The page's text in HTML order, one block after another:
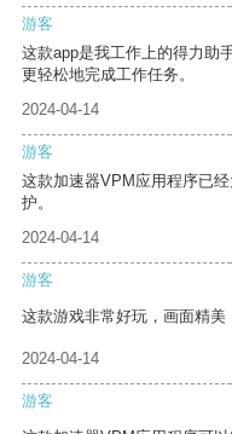
游客
这款app是我工作上的得力助
更轻松地完成工作任务。
2024-04-14
游客
这款加速器VPM应用程序已
护。
2024-04-14
游客
这款游戏非常好玩，画面精美
2024-04-14
游客